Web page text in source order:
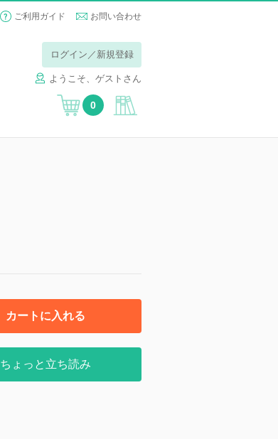
ご利用ガイド お問い合わせ
ログイン／新規登録
ようこそ、ゲストさん
0
カートに入れる
ちょっと立ち読み